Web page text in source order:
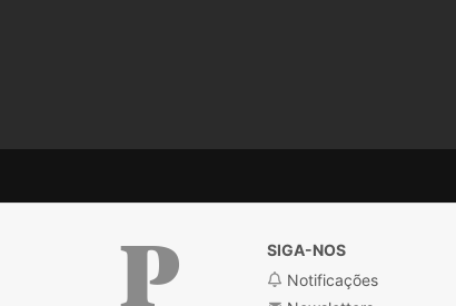
SIGA-NOS
Notificações